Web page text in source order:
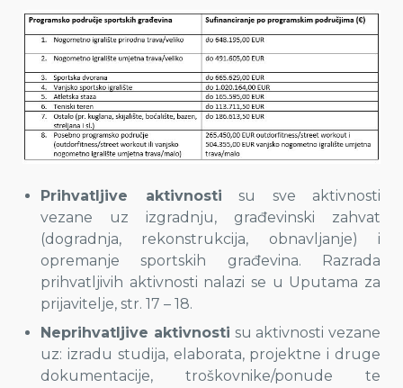
Prihvatljive aktivnosti su sve aktivnosti
vezane uz izgradnju, građevinski zahvat
(dogradnja, rekonstrukcija, obnavljanje) i
opremanje sportskih građevina. Razrada
prihvatljivih aktivnosti nalazi se u Uputama za
prijavitelje, str. 17 – 18.
Neprihvatljive aktivnosti su aktivnosti vezane
uz: izradu studija, elaborata, projektne i druge
dokumentacije, troškovnike/ponude te